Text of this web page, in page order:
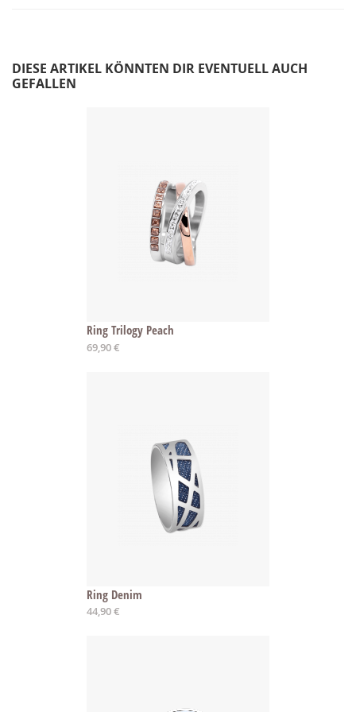
DIESE ARTIKEL KÖNNTEN DIR EVENTUELL AUCH
GEFALLEN
Ring Trilogy Peach
69,90 €
Ring Denim
44,90 €